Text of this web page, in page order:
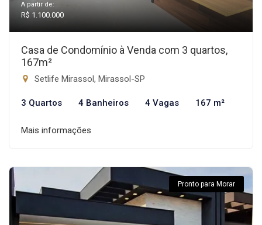
A partir de:
R$ 1.100.000
Casa de Condomínio à Venda com 3 quartos,
167m²
Setlife Mirassol, Mirassol-SP
3 Quartos 4 Banheiros 4 Vagas 167 m²
Mais informações
Pronto para Morar